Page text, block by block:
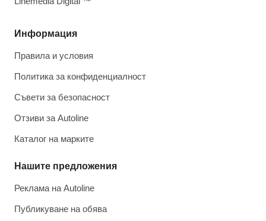
Информация
Правила и условия
Политика за конфиденциалност
Съвети за безопасност
Отзиви за Autoline
Каталог на марките
Нашите предложения
Реклама на Autoline
Публикуване на обява